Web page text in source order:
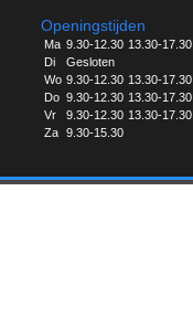
Openingstijden
Ma 9.30-12.30 13.30-17.30
Di
Gesloten
Wo 9.30-12.30 13.30-17.30
Do 9.30-12.30 13.30-17.30
Vr
9.30-12.30 13.30-17.30
Za
9.30-15.30